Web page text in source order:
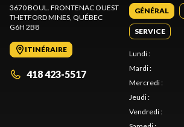
3670 BOUL. FRONTENAC OUEST
THETFORD MINES , QUÉBEC
G6H 2B8
ITINÉRAIRE
418 423-5517
GÉNÉRAL
SERVICE
Lundi:
Mardi:
Mercredi:
Jeudi:
Vendredi: